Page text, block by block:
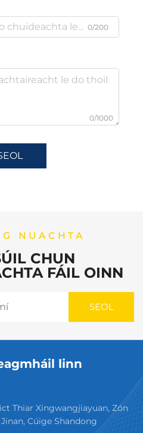
0/200
0/1000
NUACHTA
CHUN
FÁIL OINN
linn
Thiar Xingwangjiayuan, Zón
Cúige Shandong